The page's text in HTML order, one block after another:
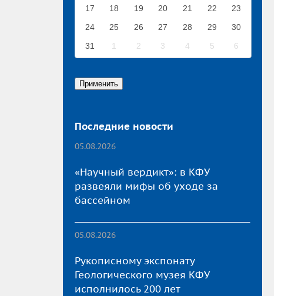
17
18 19 20 21 22
23
24
25 26 27 28 29
30
31
1 2 3 4 5 6
Последние новости
05.08.2026
«Научный вердикт»: в КФУ
развеяли мифы об уходе за
бассейном
05.08.2026
Рукописному экспонату
Геологического музея КФУ
исполнилось 200 лет